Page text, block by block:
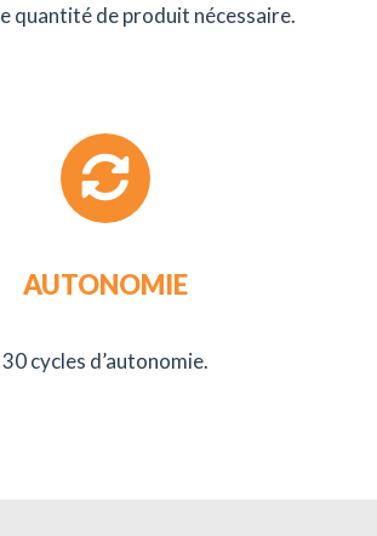
quantité de produit nécessaire.
AUTONOMIE
30 cycles d’autonomie.